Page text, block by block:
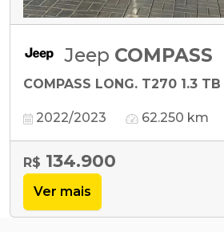
Jeep COMPASS
COMPASS LONG. T270 1.3
2022/2023 62.250 km
R$ 134.900
Ver mais